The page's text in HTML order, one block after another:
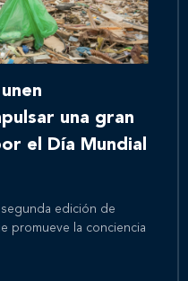
una gran
el Día Mundial
edición de
promueve la conciencia